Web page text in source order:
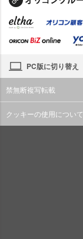
PC版に切り替え
禁無断複写転載
クッキーの使用について